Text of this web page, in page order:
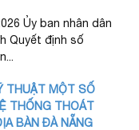
Ủy ban nhân dân
Quyết định số
THUẬT MỘT SỐ
THỐNG THOÁT
BÀN ĐÀ NẴNG